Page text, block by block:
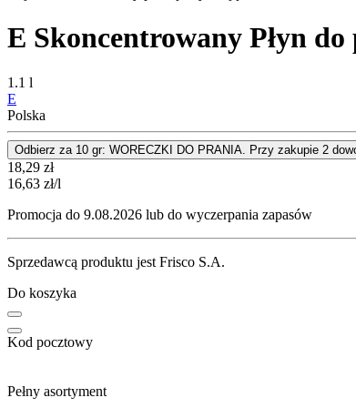
E Skoncentrowany Płyn
1.1 l
E
Polska
Odbierz za 10 gr: WORECZKI DO PRANIA. Przy zakupie 2
Cena
18,29 zł
16,63 zł/l
Promocja do 9.08.2026 lub do wyczerpania zapasów
Sprzedawcą produktu jest Frisco S.A.
Do koszyka
Kod pocztowy
Pełny asortyment